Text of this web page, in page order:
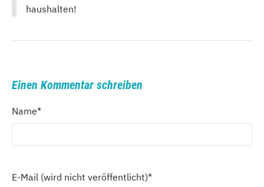
haushalten!
Einen Kommentar schreiben
Name*
E-Mail (wird nicht veröffentlicht)*